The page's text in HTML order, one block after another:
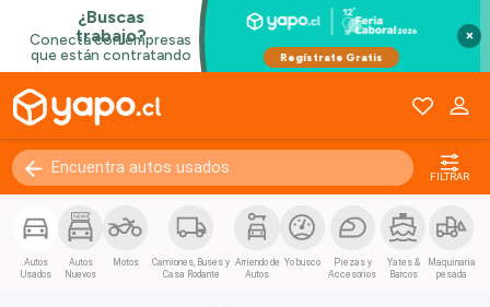
×
FILTRAR
Autos
Usados
Autos
Nuevos
Motos
Camiones, Buses y
Casa Rodante
Arriendo de
Autos
Yo busco
Piezas y
Accesorios
Yates &
Barcos
Maquinaria
pesada